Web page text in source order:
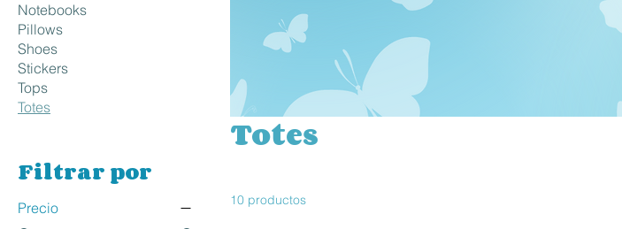
Notebooks
Pillows
Shoes
Stickers
Tops
Totes
Filtrar por
Precio
Totes
10 productos